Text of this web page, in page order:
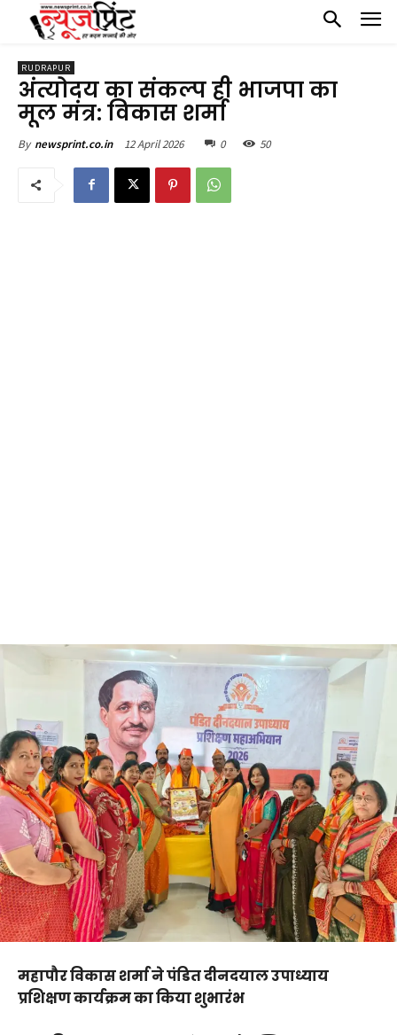
RUDRAPUR
अंत्योदय का संकल्प ही भाजपा का
मूल मंत्र: विकास शर्मा
By newsprint.co.in 12 April 2026 0 50
महापौर विकास शर्मा ने पंडित दीनदयाल उपाध्याय
प्रशिक्षण कार्यक्रम का किया शुभारंभ